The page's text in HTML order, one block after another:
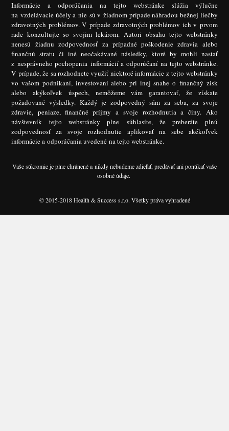
Informácie a odporúčania na tejto webstránke slúžia výlučne
na vzdelávacie účely a nie sú v žiadnom prípade náhradou bežnej liečby
zdravotných problémov. V prípade zdravotných problémov ich v prvom
rade konzultujte so svojim lekárom. Autori obsahu tejto webstránky
nenesú žiadnu zodpovednosť za prípadné poškodenie zdravia alebo
finančnú stratu či iné neočakávané následky, ktoré by mohli nastať
z nesprávneho pochopenia informácií a odporúčaní na tejto webstránke.
V prípade, že sa rozhodnete využiť niektoré informácie z tejto webstránky
vo vašom podnikaní, investovaní alebo pri inej snahe o finančný zisk
alebo akýkoľvek úspech, nemôžeme vám garantovať, že získate
požadované výsledky. Každý je zodpovedný sám za seba, za svoje
zdravie, peniaze, finančné príjmy a svoje rozhodnutia a činy. Ako
návštevník tejto webstránky plne súhlasíte, že preberáte plnú
zodpovednosť za svoje rozhodnutie aplikovať na sebe akékoľvek
informácie a odporúčania uvedené na tejto webstránke.
Vaše súkromie je plne chránené a nikdy nebudeme zdieľať, predávať ani ponúkať vaše
osobné údaje.
© 2015-2018 Health & Success s.r.o. Všetky práva vyhradené